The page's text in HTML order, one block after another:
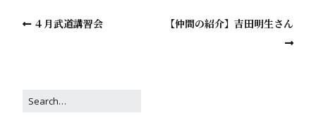
４月武道講習会 【仲間の紹介】吉田明生さん